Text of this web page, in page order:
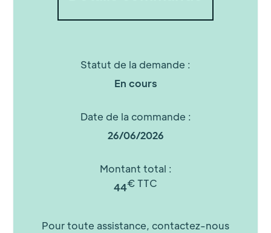
Statut de la demande :
En cours
Date de la commande :
26/06/2026
Montant total :
44€ TTC
Pour toute assistance, contactez-nous